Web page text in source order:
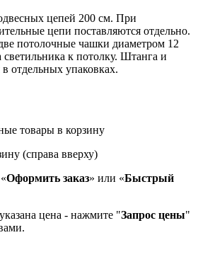
цепей 200 см. При
цепи поставляются отдельно.
потолочные чашки диаметром 12
к потолку. Штанга и
отдельных упаковках.
товары в корзину
(справа вверху)
Оформить заказ» или «Быстрый
цена - нажмите "Запрос цены"